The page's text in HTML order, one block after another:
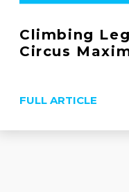
Climbing
Circus
FULL ARTICLE